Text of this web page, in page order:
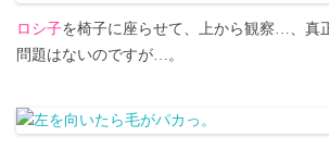
ロシ子を椅子に座らせて、上から観察…、真
問題はないのですが…。